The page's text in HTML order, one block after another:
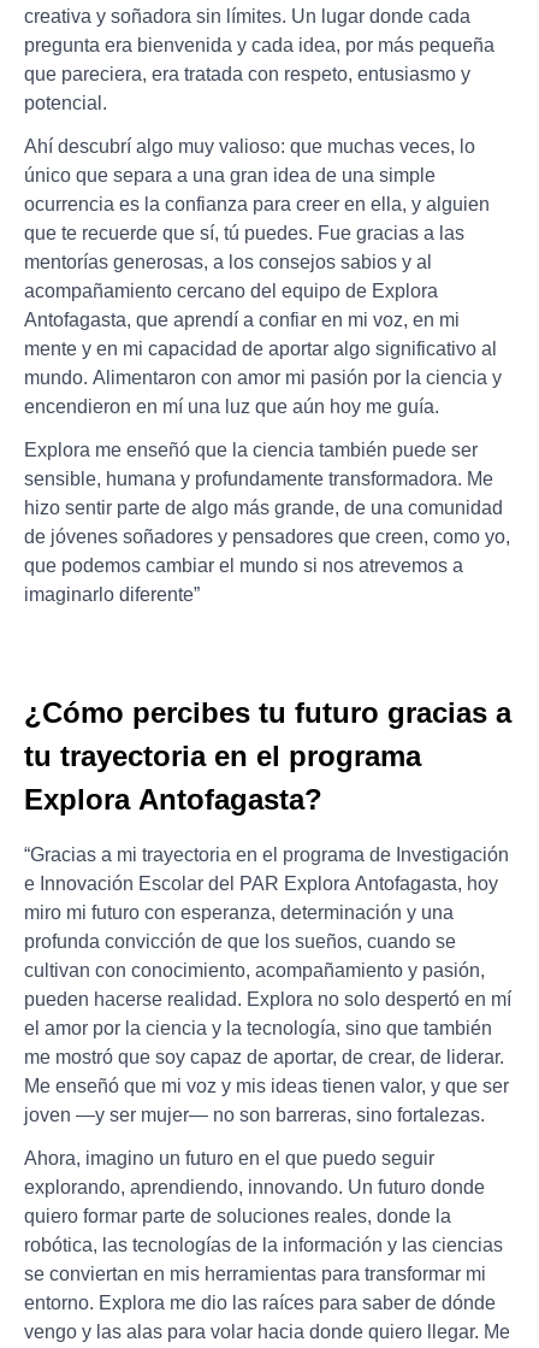
creativa y soñadora sin límites. Un lugar donde cada
pregunta era bienvenida y cada idea, por más pequeña
que pareciera, era tratada con respeto, entusiasmo y
potencial.
Ahí descubrí algo muy valioso: que muchas veces, lo
único que separa a una gran idea de una simple
ocurrencia es la confianza para creer en ella, y alguien
que te recuerde que sí, tú puedes. Fue gracias a las
mentorías generosas, a los consejos sabios y al
acompañamiento cercano del equipo de Explora
Antofagasta, que aprendí a confiar en mi voz, en mi
mente y en mi capacidad de aportar algo significativo al
mundo. Alimentaron con amor mi pasión por la ciencia y
encendieron en mí una luz que aún hoy me guía.
Explora me enseñó que la ciencia también puede ser
sensible, humana y profundamente transformadora. Me
hizo sentir parte de algo más grande, de una comunidad
de jóvenes soñadores y pensadores que creen, como yo,
que podemos cambiar el mundo si nos atrevemos a
imaginarlo diferente”
¿Cómo percibes tu futuro gracias a
tu trayectoria en el programa
Explora Antofagasta?
“Gracias a mi trayectoria en el programa de Investigación
e Innovación Escolar del PAR Explora Antofagasta, hoy
miro mi futuro con esperanza, determinación y una
profunda convicción de que los sueños, cuando se
cultivan con conocimiento, acompañamiento y pasión,
pueden hacerse realidad. Explora no solo despertó en mí
el amor por la ciencia y la tecnología, sino que también
me mostró que soy capaz de aportar, de crear, de liderar.
Me enseñó que mi voz y mis ideas tienen valor, y que ser
joven —y ser mujer— no son barreras, sino fortalezas.
Ahora, imagino un futuro en el que puedo seguir
explorando, aprendiendo, innovando. Un futuro donde
quiero formar parte de soluciones reales, donde la
robótica, las tecnologías de la información y las ciencias
se conviertan en mis herramientas para transformar mi
entorno. Explora me dio las raíces para saber de dónde
vengo y las alas para volar hacia donde quiero llegar. Me